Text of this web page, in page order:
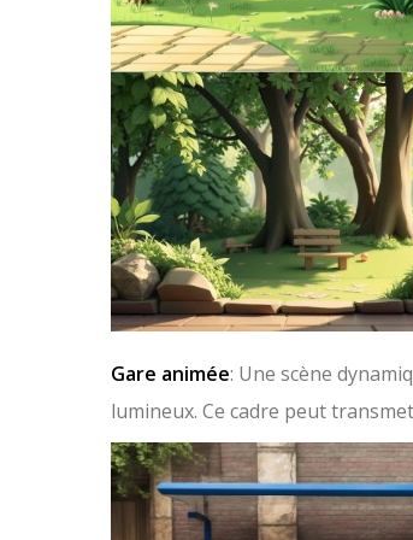
Gare animée: Une scène
lumineux. Ce cadre peut